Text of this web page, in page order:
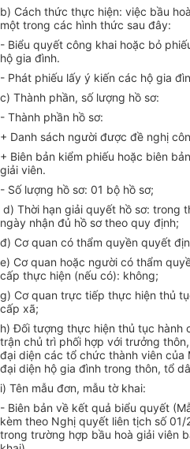
b) Cách thức thực hiện: việc bầu
một trong các hình thức sau đây:
- Biểu quyết công khai hoặc bỏ
hộ gia đình.
- Phát phiếu lấy ý kiến các hộ gia
c) Thành phần, số lượng hồ sơ:
- Thành phần hồ sơ:
+ Danh sách người được đề nghị
+ Biên bản kiểm phiếu hoặc biên
giải viên.
- Số lượng hồ sơ: 01 bộ hồ sơ;
d) Thời hạn giải quyết hồ sơ: trong
ngày nhận đủ hồ sơ theo quy định;
đ) Cơ quan có thẩm quyền quyết
e) Cơ quan hoặc người có thẩm
cấp thực hiện (nếu có): không;
g) Cơ quan trực tiếp thực hiện thủ
cấp xã;
h) Đối tượng thực hiện thủ tục hành
trận chủ trì phối hợp với trưởng
đại diện các tổ chức thành viên của
đại diện hộ gia đình trong thôn, tổ
i) Tên mẫu đơn, mẫu tờ khai:
- Biên bản về kết quả biểu quyết
kèm theo Nghị quyết liên tịch số 01/
trong trường hợp bầu hoà giải viên